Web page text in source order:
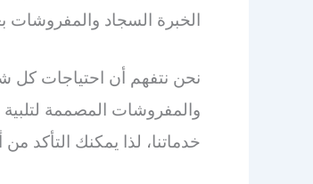
الخبرة السجاد والمفروشات
نحن نتفهم أن احتياجات
خدماتنا، لذا يمكنك التأكد